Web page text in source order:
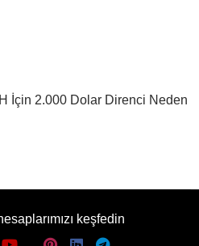
İçin 2.000 Dolar Direnci Neden
keşfedin